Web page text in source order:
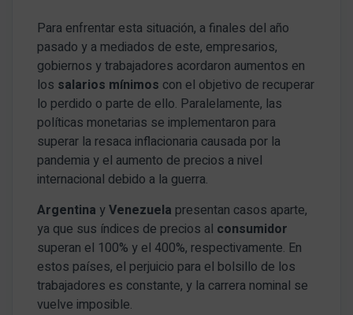
Para enfrentar esta situación, a finales del año
pasado y a mediados de este, empresarios,
gobiernos y trabajadores acordaron aumentos en
los salarios mínimos con el objetivo de recuperar
lo perdido o parte de ello. Paralelamente, las
políticas monetarias se implementaron para
superar la resaca inflacionaria causada por la
pandemia y el aumento de precios a nivel
internacional debido a la guerra.
Argentina yVenezuela presentan casos aparte,
ya que sus índices de precios al consumidor
superan el 100% y el 400%, respectivamente. En
estos países, el perjuicio para el bolsillo de los
trabajadores es constante, y la carrera nominal se
vuelve imposible.